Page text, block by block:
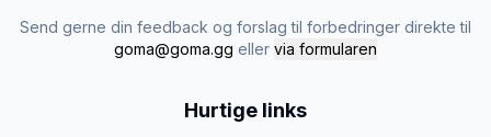
Send gerne din feedback og forslag til forbedringer direkte til
goma@goma.gg eller via formularen
Hurtige links